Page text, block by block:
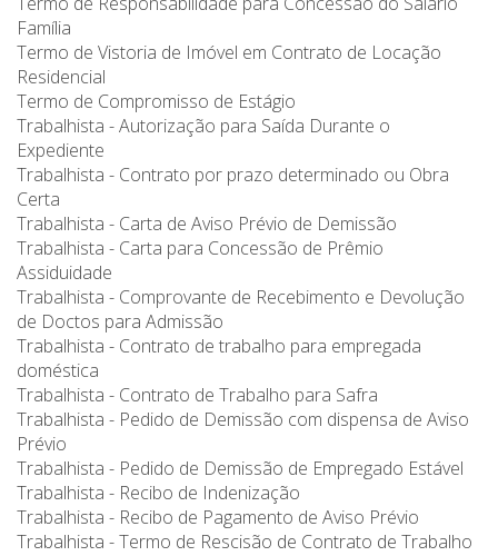
Família
Termo de Vistoria de Imóvel em Contrato de Locação
Residencial
Termo de Compromisso de Estágio
Trabalhista - Autorização para Saída Durante o
Expediente
Trabalhista - Contrato por prazo determinado ou Obra
Certa
Trabalhista - Carta de Aviso Prévio de Demissão
Trabalhista - Carta para Concessão de Prêmio
Assiduidade
Trabalhista - Comprovante de Recebimento e Devolução
de Doctos para Admissão
Trabalhista - Contrato de trabalho para empregada
doméstica
Trabalhista - Contrato de Trabalho para Safra
Trabalhista - Pedido de Demissão com dispensa de Aviso
Prévio
Trabalhista - Pedido de Demissão de Empregado Estável
Trabalhista - Recibo de Indenização
Trabalhista - Recibo de Pagamento de Aviso Prévio
Trabalhista - Termo de Rescisão de Contrato de Trabalho